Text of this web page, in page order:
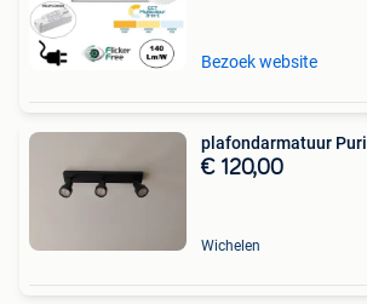
Bezoek website
plafondarmatuur Puri
€ 120,00
Wichelen